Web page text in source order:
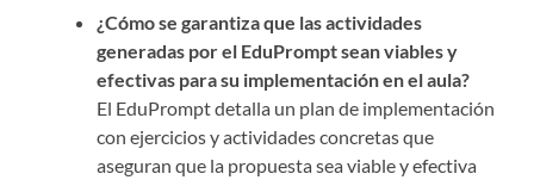
¿Cómo se garantiza que las actividades
generadas por el EduPrompt sean viables y
efectivas para su implementación en el aula?
El EduPrompt detalla un plan de implementación
con ejercicios y actividades concretas que
aseguran que la propuesta sea viable y efectiva